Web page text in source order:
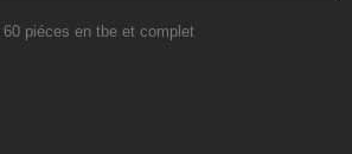
piéces en tbe et complet